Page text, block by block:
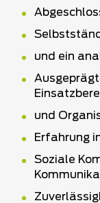
und ein
und
Erfahrung
Soziale